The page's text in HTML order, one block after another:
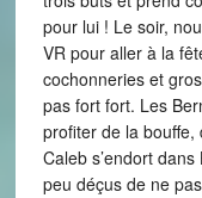
pour lui ! Le soir,
VR pour aller à la
cochonneries et
pas fort fort. Les
profiter de la bouffe,
Caleb s’endort
peu déçus de ne